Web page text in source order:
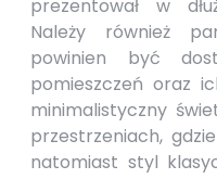
prezentował w
Należy również
powinien być
pomieszczeń oraz
minimalistyczny
przestrzeniach,
natomiast styl